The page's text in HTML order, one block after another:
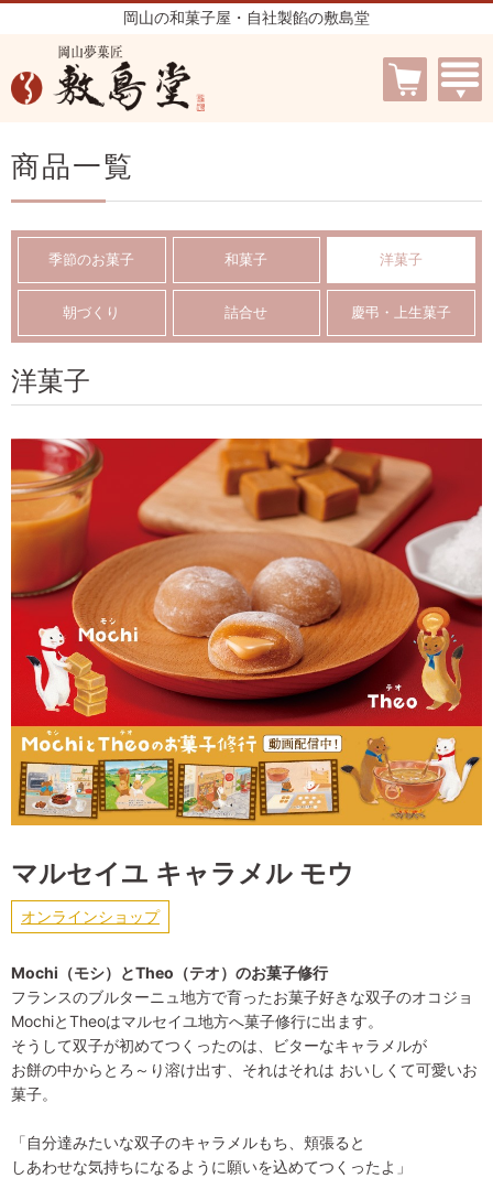
岡山の和菓子屋・自社製餡の敷島堂
商品一覧
季節のお菓子 和菓子 洋菓子
朝づくり 詰合せ 慶弔・上生菓子
洋菓子
マルセイユ キャラメル モウ
オンラインショップ
Mochi（モシ）とTheo（テオ）のお菓子修行
フランスのブルターニュ地方で育ったお菓子好きな双子のオコジョ
MochiとTheoはマルセイユ地方へ菓子修行に出ます。
そうして双子が初めてつくったのは、ビターなキャラメルが
お餅の中からとろ～り溶け出す、それはそれは おいしくて可愛いお
菓子。
「自分達みたいな双子のキャラメルもち、頬張ると
しあわせな気持ちになるように願いを込めてつくったよ」